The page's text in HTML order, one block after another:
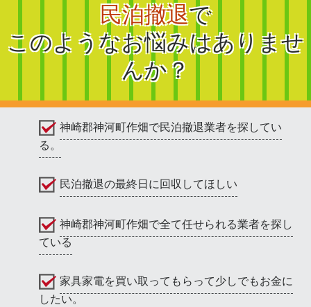
民泊撤退で
このようなお悩みはありませ
んか？
神崎郡神河町作畑で民泊撤退業者を探してい
る。
民泊撤退の最終日に回収してほしい
神崎郡神河町作畑で全て任せられる業者を探し
ている
家具家電を買い取ってもらって少しでもお金に
したい。